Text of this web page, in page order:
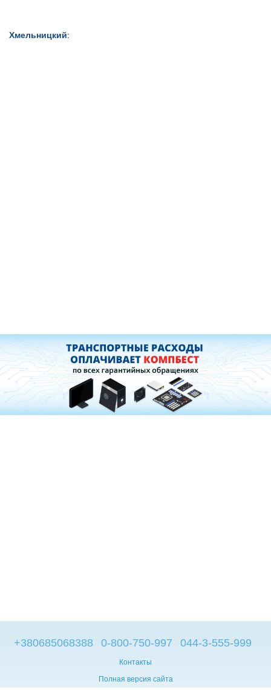
Хмельницкий:
+380685068388 0-800-750-997 044-3-555-999
Контакты
Полная версия сайта